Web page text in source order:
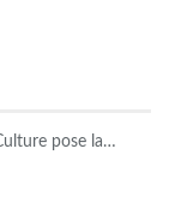
pose la…